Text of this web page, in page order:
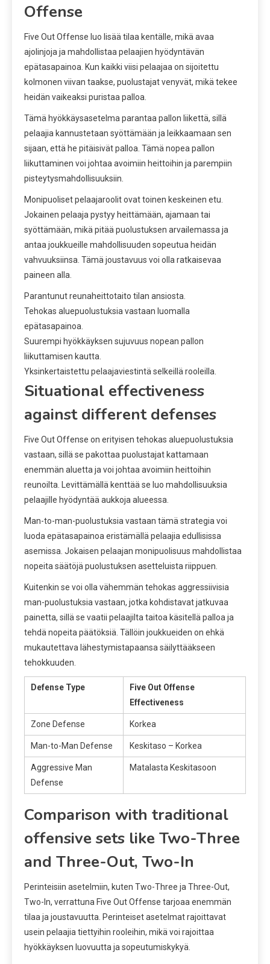
Offense
Five Out Offense luo lisää tilaa kentälle, mikä avaa
ajolinjoja ja mahdollistaa pelaajien hyödyntävän
epätasapainoa. Kun kaikki viisi pelaajaa on sijoitettu
kolmonen viivan taakse, puolustajat venyvät, mikä tekee
heidän vaikeaksi puristaa palloa.
Tämä hyökkäysasetelma parantaa pallon liikettä, sillä
pelaajia kannustetaan syöttämään ja leikkaamaan sen
sijaan, että he pitäisivät palloa. Tämä nopea pallon
liikuttaminen voi johtaa avoimiin heittoihin ja parempiin
pisteytysmahdollisuuksiin.
Monipuoliset pelaajaroolit ovat toinen keskeinen etu.
Jokainen pelaaja pystyy heittämään, ajamaan tai
syöttämään, mikä pitää puolustuksen arvailemassa ja
antaa joukkueille mahdollisuuden sopeutua heidän
vahvuuksiinsa. Tämä joustavuus voi olla ratkaisevaa
paineen alla.
Parantunut reunaheittotaito tilan ansiosta.
Tehokas aluepuolustuksia vastaan luomalla
epätasapainoa.
Suurempi hyökkäyksen sujuvuus nopean pallon
liikuttamisen kautta.
Yksinkertaistettu pelaajaviestintä selkeillä rooleilla.
Situational effectiveness
against different defenses
Five Out Offense on erityisen tehokas aluepuolustuksia
vastaan, sillä se pakottaa puolustajat kattamaan
enemmän aluetta ja voi johtaa avoimiin heittoihin
reunoilta. Levittämällä kenttää se luo mahdollisuuksia
pelaajille hyödyntää aukkoja alueessa.
Man-to-man-puolustuksia vastaan tämä strategia voi
luoda epätasapainoa eristämällä pelaajia edullisissa
asemissa. Jokaisen pelaajan monipuolisuus mahdollistaa
nopeita säätöjä puolustuksen asetteluista riippuen.
Kuitenkin se voi olla vähemmän tehokas aggressiivisia
man-puolustuksia vastaan, jotka kohdistavat jatkuvaa
painetta, sillä se vaatii pelaajilta taitoa käsitellä palloa ja
tehdä nopeita päätöksiä. Tällöin joukkueiden on ehkä
mukautettava lähestymistapaansa säilyttääkseen
tehokkuuden.
Defense Type
Five Out Offense
Effectiveness
Zone Defense Korkea
Man-to-Man Defense Keskitaso – Korkea
Aggressive Man
Defense
Matalasta Keskitasoon
Comparison with traditional
offensive sets like Two-Three
and Three-Out, Two-In
Perinteisiin asetelmiin, kuten Two-Three ja Three-Out,
Two-In, verrattuna Five Out Offense tarjoaa enemmän
tilaa ja joustavuutta. Perinteiset asetelmat rajoittavat
usein pelaajia tiettyihin rooleihin, mikä voi rajoittaa
hyökkäyksen luovuutta ja sopeutumiskykyä.